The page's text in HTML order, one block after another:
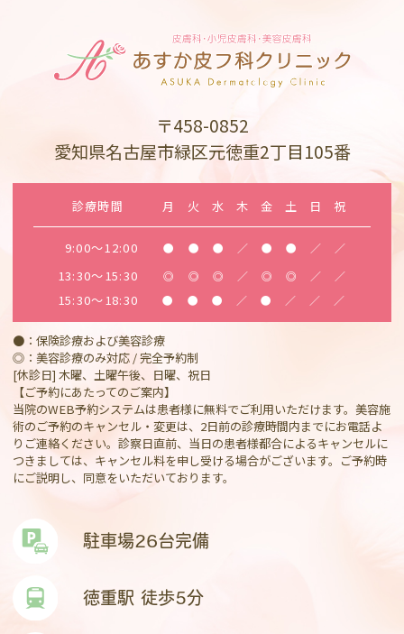
〒458-0852
愛知県名古屋市緑区元徳重2丁目105番
診療時間 月 火 水 木 金 土 日 祝
9:00～12:00 ● ● ● ／ ● ● ／ ／
13:30～15:30 ◎ ◎ ◎ ／ ◎ ◎ ／ ／
15:30～18:30 ● ● ● ／ ● ／ ／ ／
●：保険診療および美容診療
◎：美容診療のみ対応 / 完全予約制
[休診日] 木曜、土曜午後、日曜、祝日
【ご予約にあたってのご案内】
当院のWEB予約システムは患者様に無料でご利用いただけます。美容施
術のご予約のキャンセル・変更は、2日前の診療時間内までにお電話よ
りご連絡ください。診察日直前、当日の患者様都合によるキャンセルに
つきましては、キャンセル料を申し受ける場合がございます。ご予約時
にご説明し、同意をいただいております。
駐車場26台完備
徳重駅 徒歩5分